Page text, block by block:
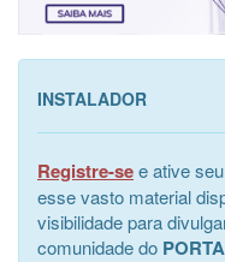
INSTALADOR
Registre-see ative
esse vasto material
visibilidade para
comunidade do